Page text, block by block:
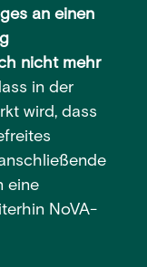
an einen
nicht mehr
in der
wird, dass
eine
NoVA-